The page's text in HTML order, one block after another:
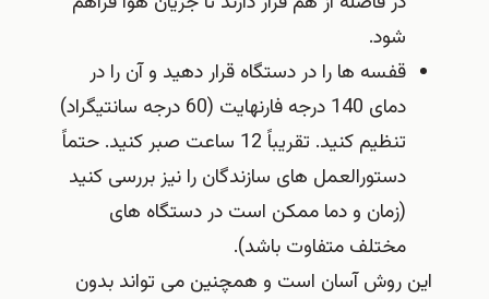
شود.
قفسه ها را در دستگاه قرار دهید و آن را در
دمای 140 درجه فارنهایت (60 درجه سانتیگراد)
تنظیم کنید. تقریباً 12 ساعت صبر کنید. حتماً
دستورالعمل های سازندگان را نیز بررسی کنید
(زمان و دما ممکن است در دستگاه های
مختلف متفاوت باشد).
این روش آسان است و همچنین می تواند بدون